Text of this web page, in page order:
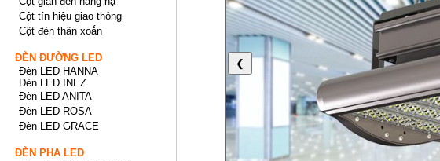
❮
Cột tín hiệu giao thông
Cột đèn thân xoắn
ĐÈN ĐƯỜNG LED
Đèn LED HANNA
Đèn LED INEZ
Đèn LED ANITA
Đèn LED ROSA
Đèn LED GRACE
ĐÈN PHA LED